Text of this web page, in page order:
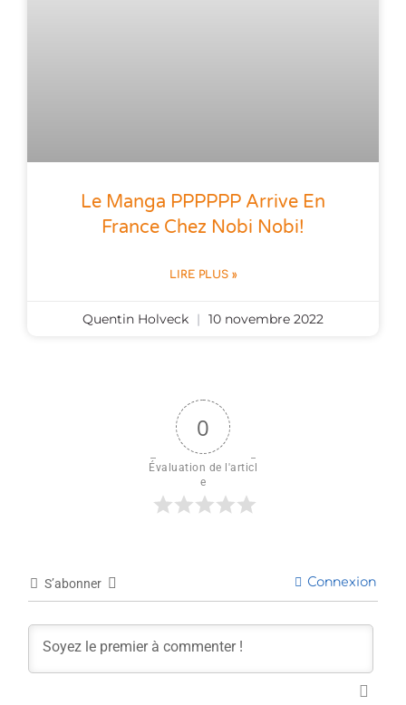
Le Manga PPPPPP Arrive En
France Chez Nobi Nobi!
LIRE PLUS »
Quentin Holveck 10 novembre 2022
0
Évaluation de l'articl
e
S’abonner Connexion